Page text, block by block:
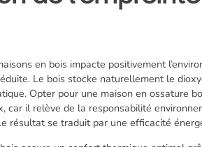
en bois impacte positivement
Le bois stocke naturellement le
Opter pour une maison en ossature
car il relève de la responsabilité
résultat se traduit par une efficacité